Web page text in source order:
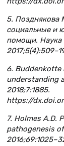
5. Позднякова
социальные и
помощи.
6. Buddenkotte
understanding
2018;7:1885.
https://
7. Holmes A.D.
pathogenesis